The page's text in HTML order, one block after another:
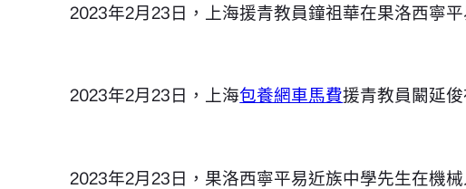
2023年2月23日，上海援青教員鐘祖華在果洛西寧
2023年2月23日，上海包養網車馬費援青教員闞延
2023年2月23日，果洛西寧平易近族中學先生在機